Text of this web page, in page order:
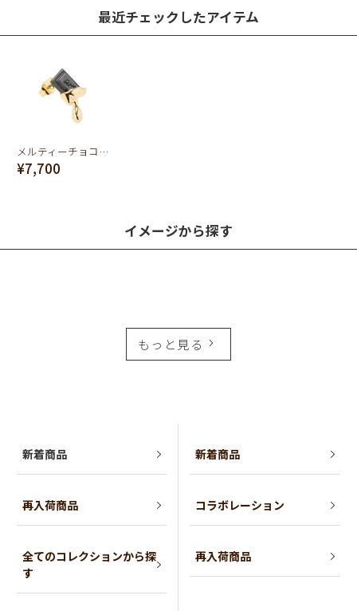
最近チェックしたアイテム
メルティーチョコレートピアス
¥7,700
イメージから探す
もっと見る
新着商品
再入荷商品
全てのコレクションから探
す
新着商品
コラボレーション
再入荷商品